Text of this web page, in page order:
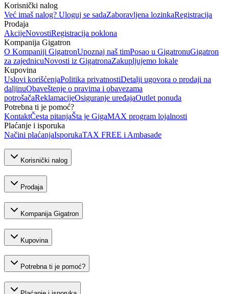
Korisnički nalog
Već imaš nalog? Uloguj se sadaZaboravljena lozinkaRegistracija
Prodaja
AkcijeNovostiRegistracija poklona
Kompanija Gigatron
O Kompaniji GigatronUpoznaj naš timPosao u GigatronuGigatron
za zajednicuNovosti iz GigatronaZakupljujemo lokale
Kupovina
Uslovi korišćenjaPolitika privatnostiDetalji ugovora o prodaji na
daljinuObaveštenje o pravima i obavezama
potrošačaReklamacijeOsiguranje uređajaOutlet ponuda
Potrebna ti je pomoć?
KontaktČesta pitanjaŠta je GigaMAX program lojalnosti
Plaćanje i isporuka
Načini plaćanjaIsporukaTAX FREE i Ambasade
Korisnički nalog
Prodaja
Kompanija Gigatron
Kupovina
Potrebna ti je pomoć?